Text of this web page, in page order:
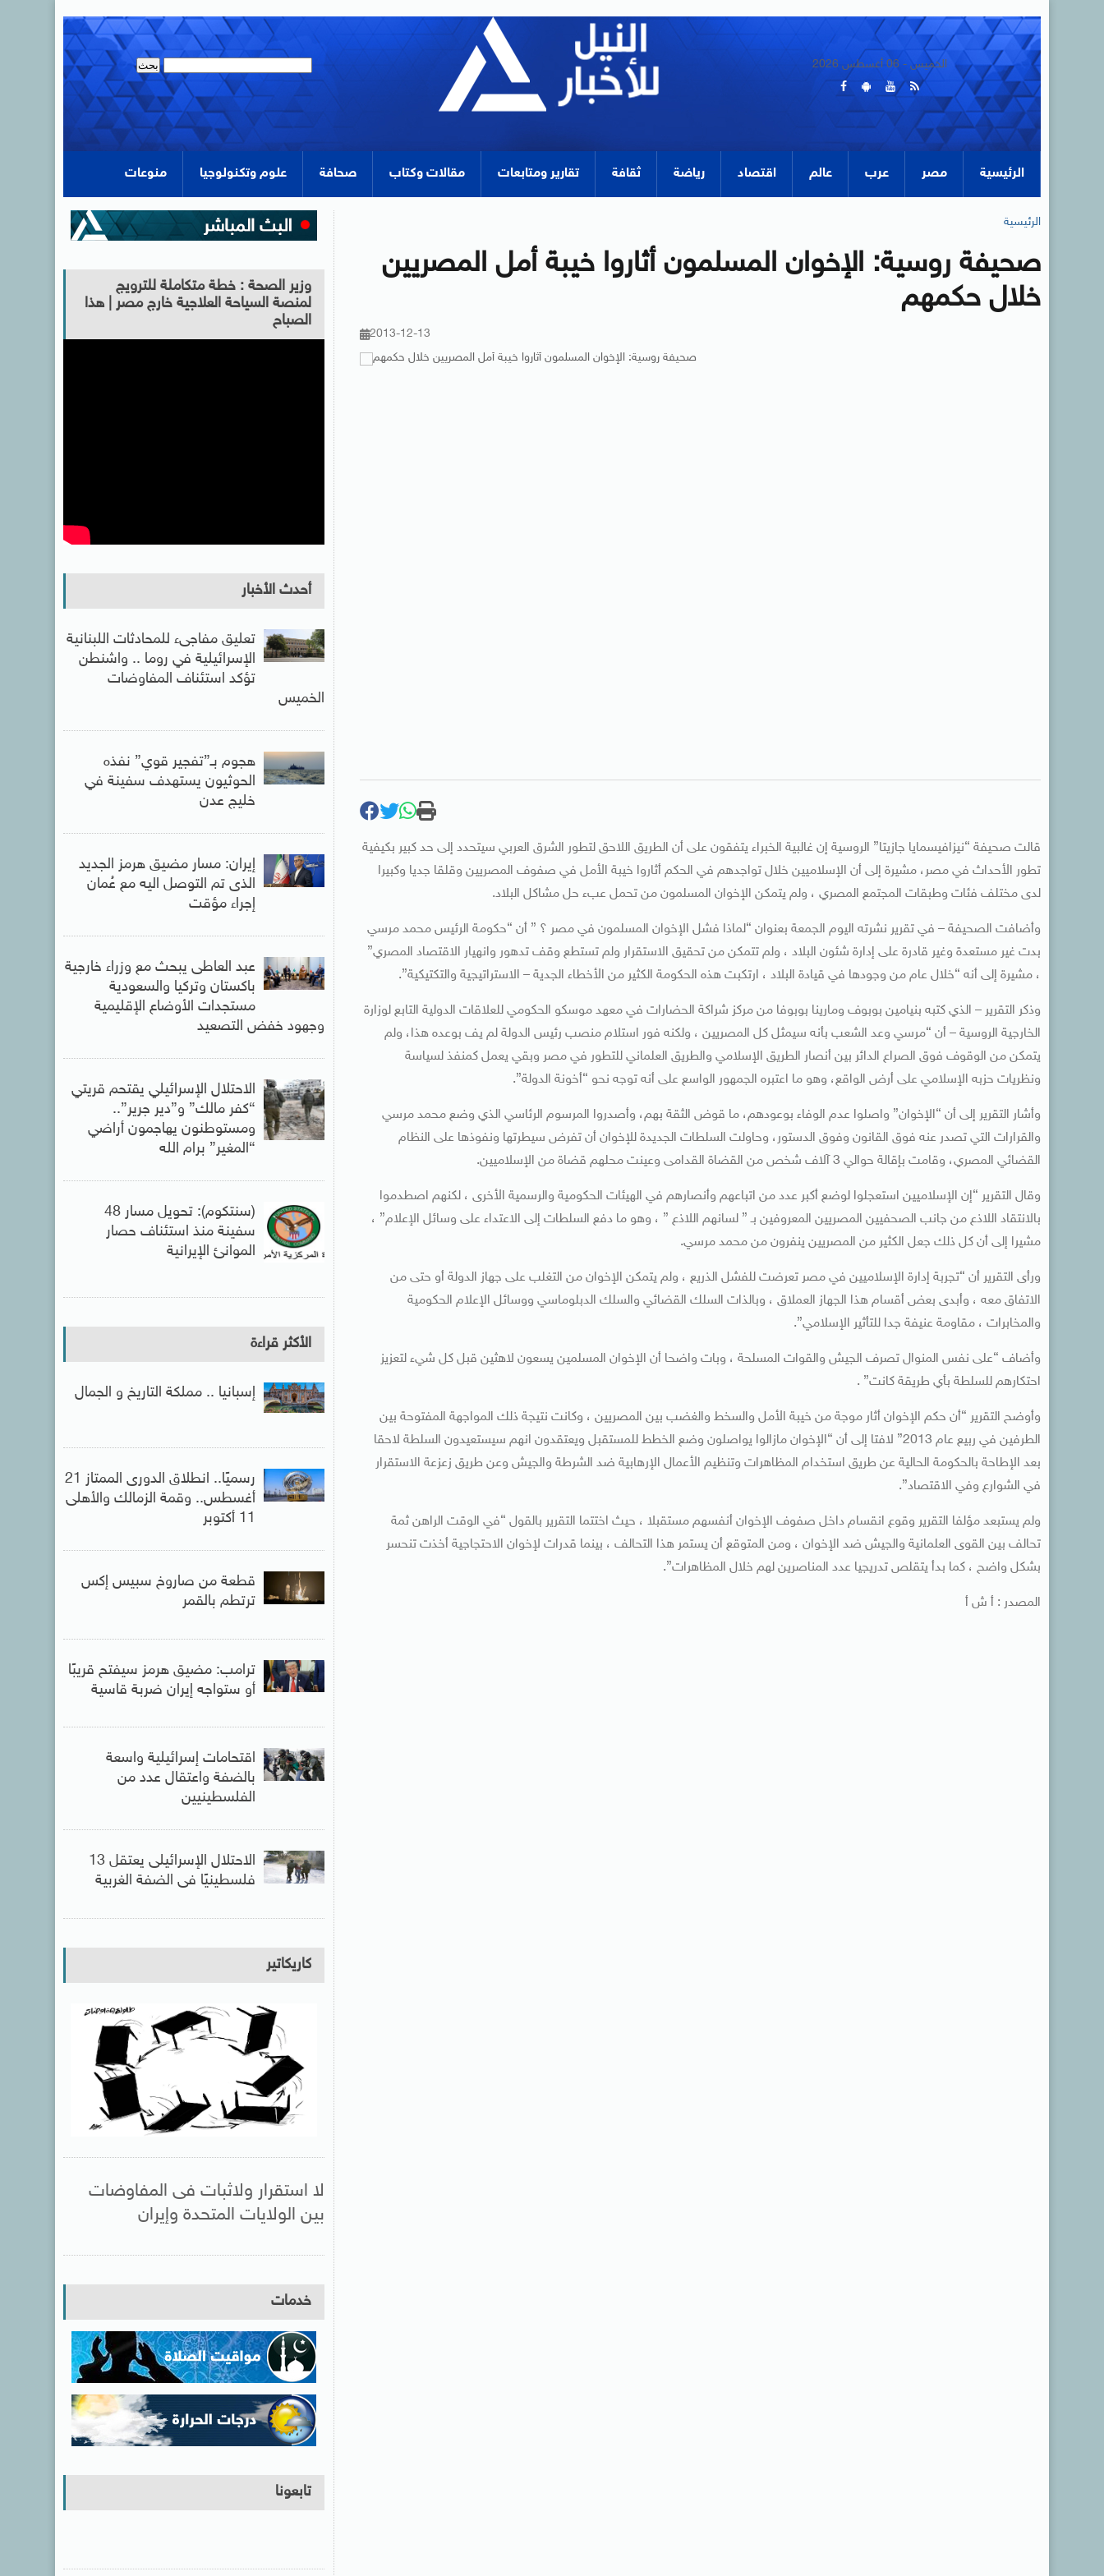
الخميس - 06 أغسطس 2026
الرئيسية مصر عرب عالم اقتصاد رياضة ثقافة تقارير ومتابعات مقالات وكتاب صحافة علوم وتكنولوجيا منوعات
الرئيسية
صحيفة روسية: الإخوان المسلمون أثاروا خيبة أمل المصريين
خلال حكمهم
2013-12-13
قالت صحيفة “نيزافيسمايا جازيتا” الروسية إن غالبية الخبراء يتفقون على أن الطريق اللاحق لتطور الشرق العربي سيتحدد إلى حد كبير بكيفية
تطور الأحداث في مصر، مشيرة إلى أن الإسلاميين خلال تواجدهم في الحكم أثاروا خيبة الأمل في صفوف المصريين وقلقا جديا وكبيرا
لدى مختلف فئات وطبقات المجتمع المصري ، ولم يتمكن الإخوان المسلمون من تحمل عبء حل مشاكل البلاد.
وأضافت الصحيفة – في تقرير نشرته اليوم الجمعة بعنوان “لماذا فشل الإخوان المسلمون في مصر ؟ ” أن “حكومة الرئيس محمد مرسي
بدت غير مستعدة وغير قادرة على إدارة شئون البلاد ، ولم تتمكن من تحقيق الاستقرار ولم تستطع وقف تدهور وانهيار الاقتصاد المصري”
، مشيرة إلى أنه “خلال عام من وجودها في قيادة البلاد ، ارتكبت هذه الحكومة الكثير من الأخطاء الجدية – الاستراتيجية والتكتيكية”.
وذكر التقرير – الذي كتبه بنيامين بوبوف ومارينا بوبوفا من مركز شراكة الحضارات في معهد موسكو الحكومي للعلاقات الدولية التابع لوزارة
الخارجية الروسية – أن “مرسي وعد الشعب بأنه سيمثل كل المصريين ، ولكنه فور استلام منصب رئيس الدولة لم يف بوعده هذا، ولم
يتمكن من الوقوف فوق الصراع الدائر بين أنصار الطريق الإسلامي والطريق العلماني للتطور في مصر وبقي يعمل كمنفذ لسياسة
ونظريات حزبه الإسلامي على أرض الواقع، وهو ما اعتبره الجمهور الواسع على أنه توجه نحو “أخونة الدولة”.
وأشار التقرير إلى أن “الإخوان” واصلوا عدم الوفاء بوعودهم، ما قوض الثقة بهم، وأصدروا المرسوم الرئاسي الذي وضع محمد مرسي
والقرارات التي تصدر عنه فوق القانون وفوق الدستور، وحاولت السلطات الجديدة للإخوان أن تفرض سيطرتها ونفوذها على النظام
القضائي المصري، وقامت بإقالة حوالي 3 آلاف شخص من القضاة القدامى وعينت محلهم قضاة من الإسلاميين.
وقال التقرير “إن الإسلاميين استعجلوا لوضع أكبر عدد من اتباعهم وأنصارهم في الهيئات الحكومية والرسمية الأخرى ، لكنهم اصطدموا
بالانتقاد اللاذع من جانب الصحفيين المصريين المعروفين بـ ” لسانهم اللاذع ” ، وهو ما دفع السلطات إلى الاعتداء على وسائل الإعلام” ،
مشيرا إلى أن كل ذلك جعل الكثير من المصريين ينفرون من محمد مرسي.
ورأى التقرير أن “تجربة إدارة الإسلاميين في مصر تعرضت للفشل الذريع ، ولم يتمكن الإخوان من التغلب على جهاز الدولة أو حتى من
الاتفاق معه ، وأبدى بعض أقسام هذا الجهاز العملاق ، وبالذات السلك القضائي والسلك الدبلوماسي ووسائل الإعلام الحكومية
والمخابرات ، مقاومة عنيفة جدا للتأثير الإسلامي”.
وأضاف “على نفس المنوال تصرف الجيش والقوات المسلحة ، وبات واضحا أن الإخوان المسلمين يسعون لاهثين قبل كل شيء لتعزيز
احتكارهم للسلطة بأي طريقة كانت” .
وأوضح التقرير “أن حكم الإخوان أثار موجة من خيبة الأمل والسخط والغضب بين المصريين ، وكانت نتيجة ذلك المواجهة المفتوحة بين
الطرفين في ربيع عام 2013” لافتا إلى أن “الإخوان مازالوا يواصلون وضع الخطط للمستقبل ويعتقدون انهم سيستعيدون السلطة لاحقا
بعد الإطاحة بالحكومة الحالية عن طريق استخدام المظاهرات وتنظيم الأعمال الإرهابية ضد الشرطة والجيش وعن طريق زعزعة الاستقرار
في الشوارع وفي الاقتصاد”.
ولم يستبعد مؤلفا التقرير وقوع انقسام داخل صفوف الإخوان أنفسهم مستقبلا ، حيث اختتما التقرير بالقول “في الوقت الراهن ثمة
تحالف بين القوى العلمانية والجيش ضد الإخوان ، ومن المتوقع أن يستمر هذا التحالف ، بينما قدرات لإخوان الاحتجاجية أخذت تنحسر
بشكل واضح ، كما بدأ يتقلص تدريجيا عدد المناصرين لهم خلال المظاهرات”.
المصدر : أ ش أ
وزير الصحة : خطة متكاملة للترويج
لمنصة السياحة العلاجية خارج مصر | هذا
الصباح
أحدث الأخبار
تعليق مفاجىء للمحادثات اللبنانية
الإسرائيلية في روما .. واشنطن
تؤكد استئناف المفاوضات
الخميس
هجوم بـ”تفجير قوي” نفذه
الحوثيون يستهدف سفينة في
خليج عدن
إيران: مسار مضيق هرمز الجديد
الذى تم التوصل اليه مع عُمان
إجراء مؤقت
عبد العاطى يبحث مع وزراء خارجية
باكستان وتركيا والسعودية
مستجدات الأوضاع الإقليمية
وجهود خفض التصعيد
الاحتلال الإسرائيلي يقتحم قريتي
“كفر مالك” و”دير جرير”..
ومستوطنون يهاجمون أراضي
“المغير” برام الله
(سنتكوم): تحويل مسار 48
سفينة منذ استئناف حصار
الموانئ الإيرانية
الأكثر قراءة
إسبانيا .. مملكة التاريخ و الجمال
رسميًا.. انطلاق الدورى الممتاز 21
أغسطس.. وقمة الزمالك والأهلى
11 أكتوبر
قطعة من صاروخ سبيس إكس
ترتطم بالقمر
ترامب: مضيق هرمز سيفتح قريبًا
أو ستواجه إيران ضربة قاسية
اقتحامات إسرائيلية واسعة
بالضفة واعتقال عدد من
الفلسطينيين
الاحتلال الإسرائيلى يعتقل 13
فلسطينيًا فى الضفة الغربية
كاريكاتير
لا استقرار ولاثبات فى المفاوضات
بين الولايات المتحدة وإيران
خدمات
تابعونا